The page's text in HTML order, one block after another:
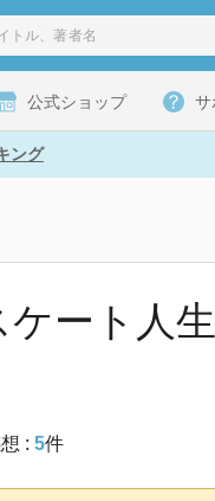
公式ショップ サ
ング
ート人生
: 5件